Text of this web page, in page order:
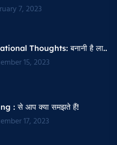
7, 2023
Thoughts​: बनानी है ला..
15, 2023
: से आप क्या समझते हैं!
17, 2023